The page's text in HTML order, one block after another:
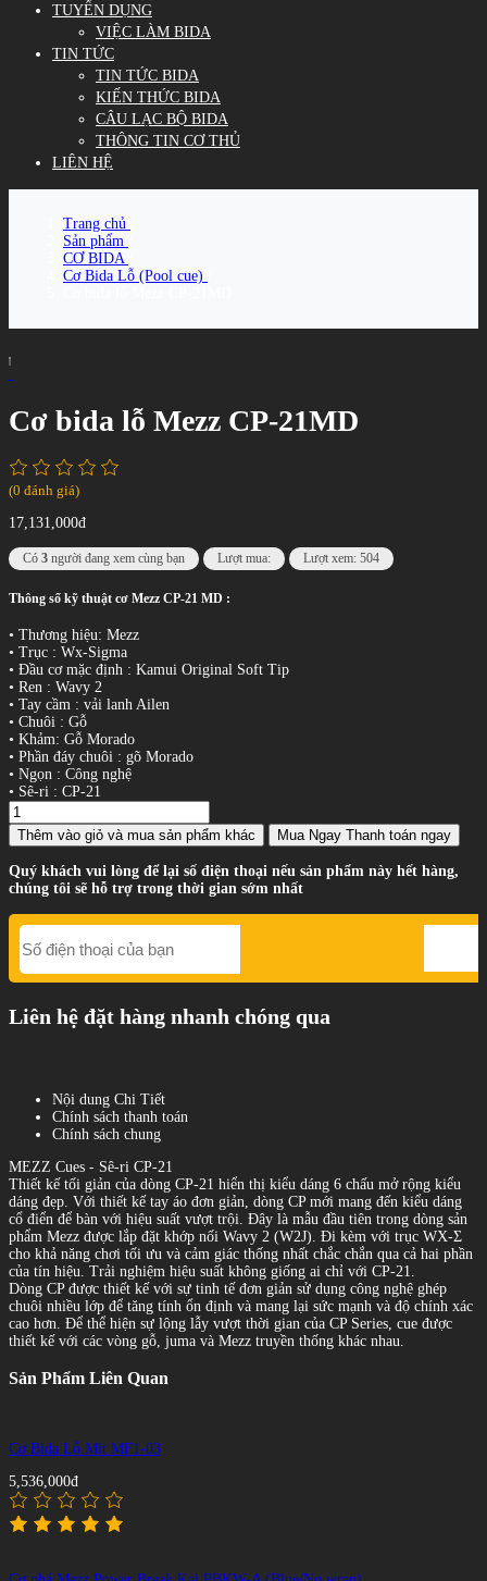
TUYỂN DỤNG
VIỆC LÀM BIDA
TIN TỨC
TIN TỨC BIDA
KIẾN THỨC BIDA
CÂU LẠC BỘ BIDA
THÔNG TIN CƠ THỦ
LIÊN HỆ
Trang chủ
Sản phẩm
CƠ BIDA
Cơ Bida Lỗ (Pool cue)
Cơ bida lỗ Mezz CP-21MD
(0 đánh giá)
17,131,000đ
Có 3 người đang xem cùng bạn Lượt mua: Lượt xem: 504
Thông số kỹ thuật cơ Mezz CP-21 MD :
• Thương hiệu: Mezz
• Trục : Wx-Sigma
• Đầu cơ mặc định : Kamui Original Soft Tip
• Ren : Wavy 2
• Tay cầm : vải lanh Ailen
• Chuôi : Gỗ
• Khảm: Gỗ Morado
• Phần đáy chuôi : gõ Morado
• Ngọn : Công nghệ
• Sê-ri : CP-21
Thêm vào giỏ và mua sản phẩm khác Mua Ngay Thanh toán ngay
Quý khách vui lòng để lại số điện thoại nếu sản phẩm này hết hàng,
chúng tôi sẽ hỗ trợ trong thời gian sớm nhất
Liên hệ đặt hàng nhanh chóng qua
Nội dung Chi Tiết
Chính sách thanh toán
Chính sách chung
MEZZ Cues - Sê-ri CP-21
Thiết kế tối giản của dòng CP-21 hiển thị kiểu dáng 6 chấu mở rộng kiểu
dáng đẹp. Với thiết kế tay áo đơn giản, dòng CP mới mang đến kiểu dáng
cổ điển để bàn với hiệu suất vượt trội. Đây là mẫu đầu tiên trong dòng sản
phẩm Mezz được lắp đặt khớp nối Wavy 2 (W2J). Đi kèm với trục WX-Σ
cho khả năng chơi tối ưu và cảm giác thống nhất chắc chắn qua cả hai phần
của tín hiệu. Trải nghiệm hiệu suất không giống ai chỉ với CP-21.
Dòng CP được thiết kế với sự tinh tế đơn giản sử dụng công nghệ ghép
chuôi nhiều lớp để tăng tính ổn định và mang lại sức mạnh và độ chính xác
cao hơn. Để thể hiện sự lộng lẫy vượt thời gian của CP Series, cue được
thiết kế với các vòng gỗ, juma và Mezz truyền thống khác nhau.
Sản Phẩm Liên Quan
Cơ Bida Lỗ Mit MF1-03
5,536,000đ